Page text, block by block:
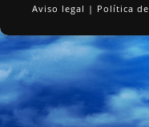
Aviso legal | Política